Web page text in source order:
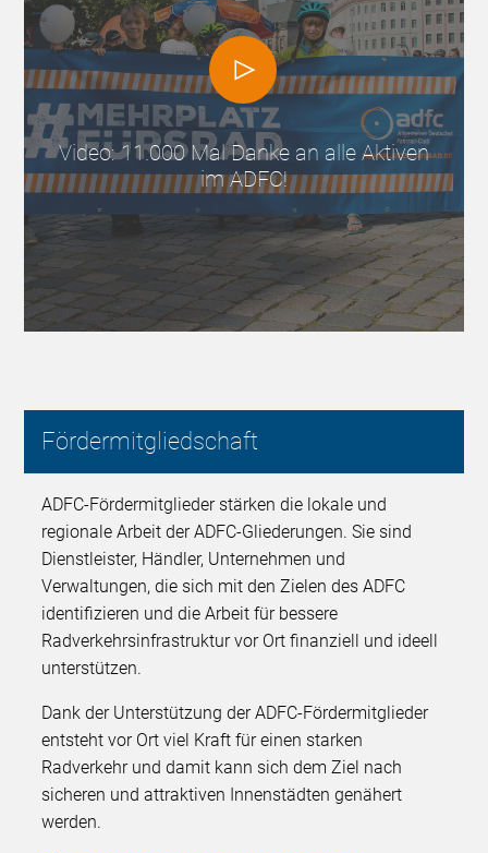
Video: 11.000 Mal Danke an alle Aktiven
im ADFC!
Fördermitgliedschaft
ADFC-Fördermitglieder stärken die lokale und
regionale Arbeit der ADFC-Gliederungen. Sie sind
Dienstleister, Händler, Unternehmen und
Verwaltungen, die sich mit den Zielen des ADFC
identifizieren und die Arbeit für bessere
Radverkehrsinfrastruktur vor Ort finanziell und ideell
unterstützen.
Dank der Unterstützung der ADFC-Fördermitglieder
entsteht vor Ort viel Kraft für einen starken
Radverkehr und damit kann sich dem Ziel nach
sicheren und attraktiven Innenstädten genähert
werden.